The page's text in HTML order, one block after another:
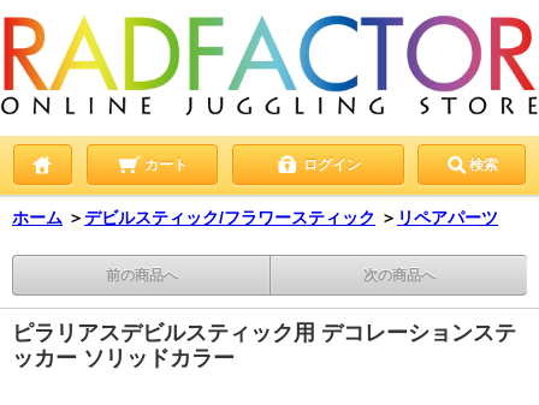
カート ログイン 検索
ホーム ＞デビルスティック/フラワースティック ＞ リペアパーツ
前の商品へ 次の商品へ
ピラリアスデビルスティック用 デコレーションステ
ッカー ソリッドカラー